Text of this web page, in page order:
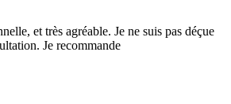
et très agréable. Je ne suis pas déçue
Je recommande